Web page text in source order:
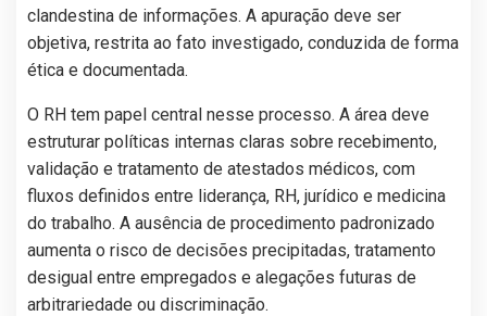
clandestina de informações. A apuração deve ser
objetiva, restrita ao fato investigado, conduzida de forma
ética e documentada.
O RH tem papel central nesse processo. A área deve
estruturar políticas internas claras sobre recebimento,
validação e tratamento de atestados médicos, com
fluxos definidos entre liderança, RH, jurídico e medicina
do trabalho. A ausência de procedimento padronizado
aumenta o risco de decisões precipitadas, tratamento
desigual entre empregados e alegações futuras de
arbitrariedade ou discriminação.